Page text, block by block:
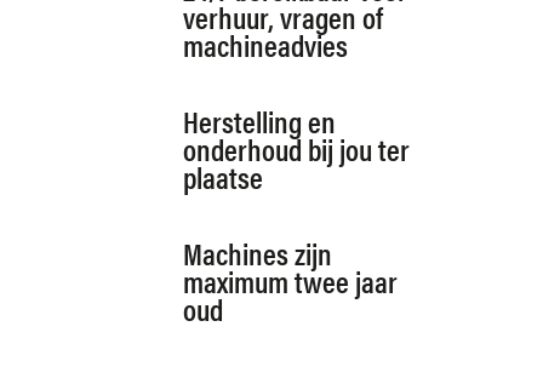
verhuur, vragen of
machineadvies
Herstelling en
onderhoud bij jou ter
plaatse
Machines zijn
maximum twee jaar
oud